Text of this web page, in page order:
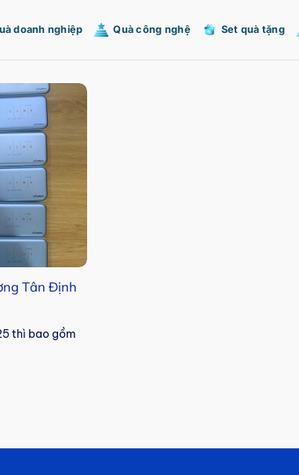
doanh nghiệp Quà công nghệ Set quà tặng
Tân Định
thì bao gồm